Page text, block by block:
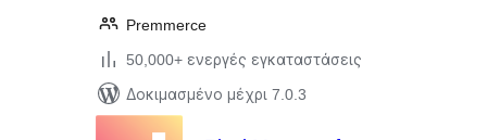
Premmerce
50,000+ ενεργές εγκαταστάσεις
Δοκιμασμένο μέχρι 7.0.3